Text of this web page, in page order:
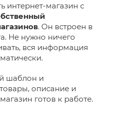
интернет-магазин с
. Он встроен в
Не нужно ничего
вся информация
шаблон и
описание и
готов к работе.